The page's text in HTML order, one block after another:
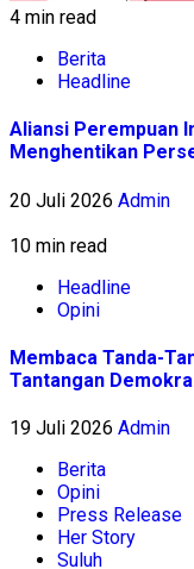
4 min read
Berita
Headline
Aliansi Perempuan
Menghentikan
20 Juli 2026 Admin
10 min read
Headline
Opini
Membaca Tanda-
Tantangan
19 Juli 2026 Admin
Berita
Opini
Press Release
Her Story
Suluh